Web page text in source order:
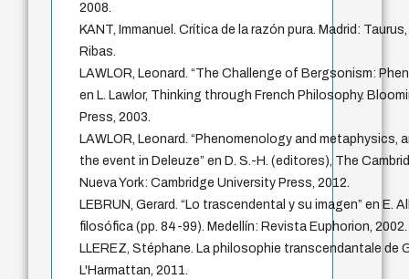
2008.
KANT, Immanuel. Crítica de la razón pura. Madrid:
Ribas.
LAWLOR, Leonard. “The Challenge of Bergsonism:
en L. Lawlor, Thinking through French Philosophy.
Press, 2003.
LAWLOR, Leonard. “Phenomenology and
the event in Deleuze” en D. S.-H. (editores), The
Nueva York: Cambridge University Press, 2012.
LEBRUN, Gerard. “Lo trascendental y su imagen” en E.
filosófica (pp. 84-99). Medellín: Revista Euphorion, 2002.
LLEREZ, Stéphane. La philosophie transcendantale de
L'Harmattan, 2011.